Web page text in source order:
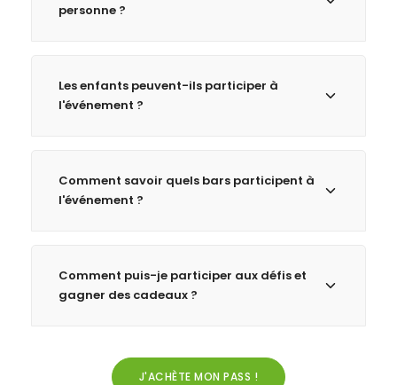
personne ?
Les enfants peuvent-ils participer à
l'événement ?
Comment savoir quels bars participent à
l'événement ?
Comment puis-je participer aux défis et
gagner des cadeaux ?
J'ACHÈTE MON PASS !